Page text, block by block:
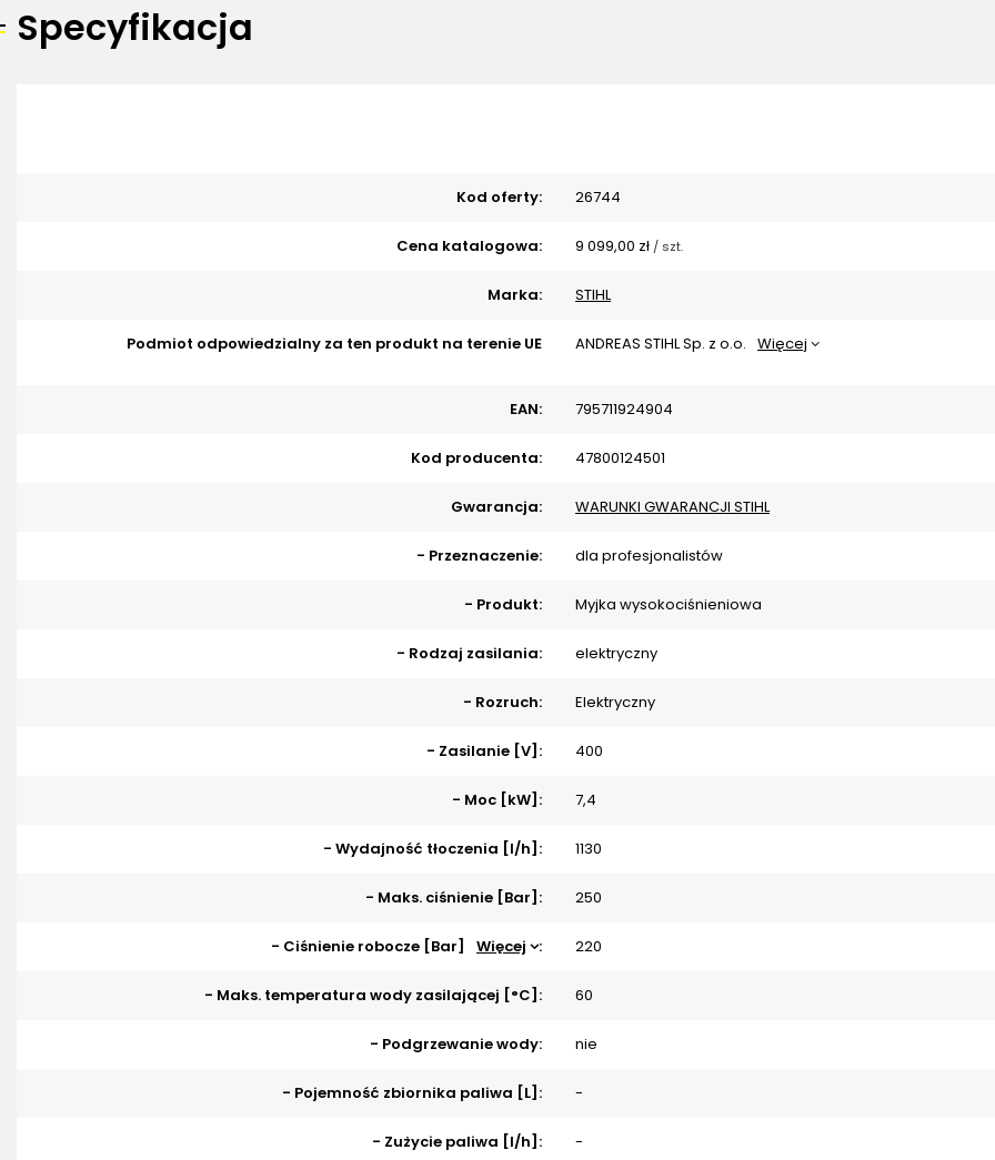
Specyfikacja
Kod oferty: 26744
Cena katalogowa: 9 099,00 zł / szt.
Marka: STIHL
Podmiot odpowiedzialny za ten produkt na terenie UE ANDREAS STIHL Sp. z o.o. Więcej
EAN: 795711924904
Kod producenta: 47800124501
Gwarancja: WARUNKI GWARANCJI STIHL
- Przeznaczenie: dla profesjonalistów
- Produkt: Myjka wysokociśnieniowa
- Rodzaj zasilania: elektryczny
- Rozruch: Elektryczny
- Zasilanie [V]: 400
- Moc [kW]: 7,4
- Wydajność tłoczenia [l/h]: 1130
- Maks. ciśnienie [Bar]: 250
- Ciśnienie robocze [Bar] Więcej : 220
- Maks. temperatura wody zasilającej [°C]: 60
- Podgrzewanie wody: nie
- Pojemność zbiornika paliwa [L]: -
- Zużycie paliwa [l/h]: -